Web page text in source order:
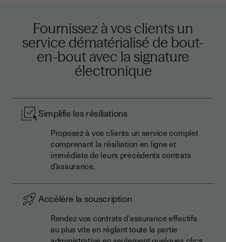
Fournissez à vos clients un
service dématérialisé de bout-
en-bout avec la signature
électronique
Simplifie les résiliations
Proposez à vos clients un service complet
comprenant la résiliation en ligne et
immédiate de leurs précédents contrats
d’assurance.
Accélère la souscription
Rendez vos contrats d’assurance effectifs
au plus vite en réglant toute la partie